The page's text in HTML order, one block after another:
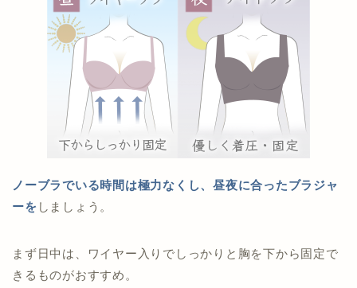
ノーブラでいる時間は極力なくし、昼夜に合ったブラジャ
ーを しましょう。
まず日中は、ワイヤー入りでしっかりと胸を下から固定で
きるものがおすすめ。